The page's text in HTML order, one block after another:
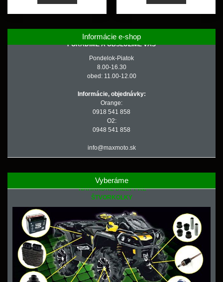
Informácie e-shop
PORADÍME A OBSLÚŽIME VÁS
Pondelok-Piatok
8.00-16.30
obed: 11.00-12.00
Informácie, objednávky:
Orange:
0918 541 858
O2:
0948 541 858
info@maxmoto.sk
Vyberáme
NÁHRADNÉ DIELY PRE
ŠTVORKOLKY